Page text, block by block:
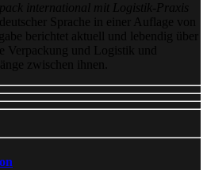
international mit Logistik-Praxis
Sprache in einer Auflage von
berichtet aktuell und lebendig über
Verpackung und Logistik und
zwischen ihnen.